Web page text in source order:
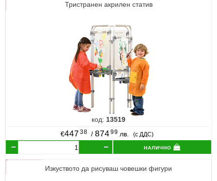
Тристранен акрилен статив
код: 13519
€447 38 /874 99 лв. (с ДДС)
налично
Изкуството да рисуваш човешки фигури